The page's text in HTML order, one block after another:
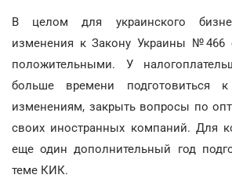
В целом для украинского
изменения к Закону Украины №466
положительными. У
больше времени подготовиться
изменениям, закрыть вопросы по
своих иностранных компаний. Для
еще один дополнительный год
теме КИК.